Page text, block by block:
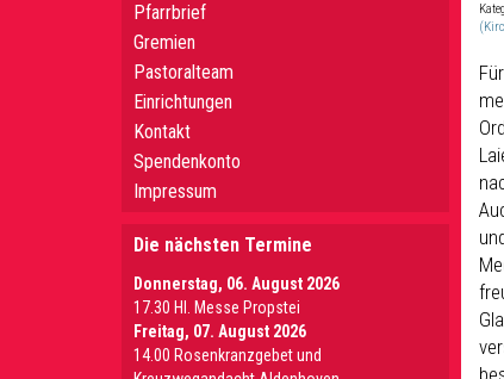
Pfarrbrief
Gremien
Pastoralteam
Einrichtungen
Kontakt
Spendenkonto
Impressum
Die nächsten Termine
Donnerstag, 06. August 2026
17.30 Hl. Messe Propstei
Freitag, 07. August 2026
14.00 Rosenkranzgebet und